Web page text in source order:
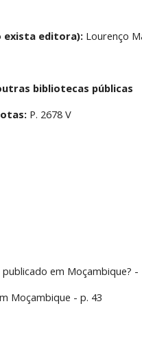
exista editora): Lourenço
bibliotecas públicas
P. 2678 V
em Moçambique? -
Moçambique - p. 43